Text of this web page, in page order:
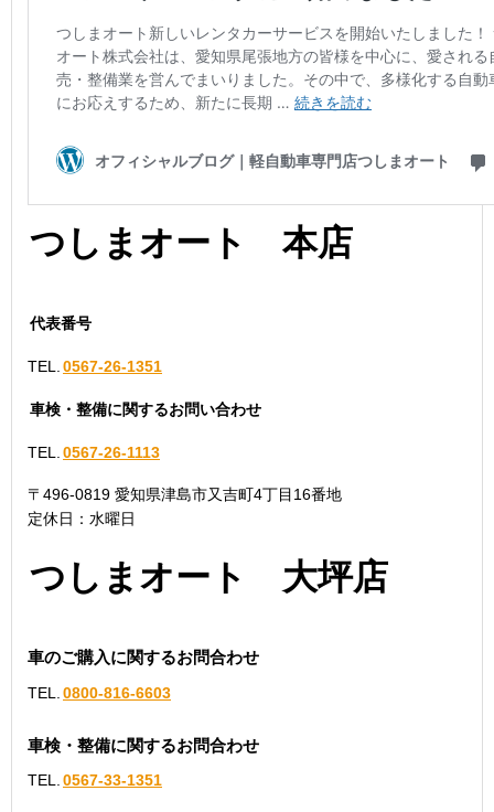
つしまオート 本店
代表番号
TEL. 0567-26-1351
車検・整備に関するお問い合わせ
TEL. 0567-26-1113
〒496-0819 愛知県津島市又吉町4丁目16番地
定休日：水曜日
つしまオート 大坪店
車のご購入に関するお問合わせ
TEL. 0800-816-6603
車検・整備に関するお問合わせ
TEL.0567-33-1351